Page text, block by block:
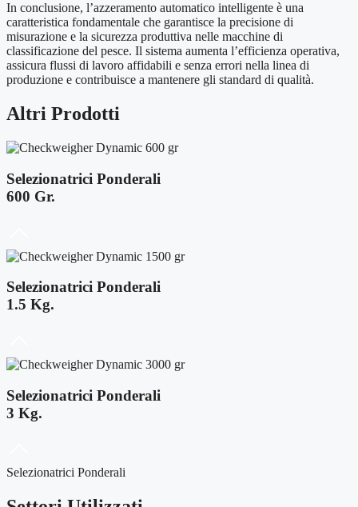
In conclusione, l’azzeramento automatico intelligente è una
caratteristica fondamentale che garantisce la precisione di
misurazione e la sicurezza produttiva nelle macchine di
classificazione del pesce. Il sistema aumenta l’efficienza operativa,
assicura flussi di lavoro affidabili e senza errori nella linea di
produzione e contribuisce a mantenere gli standard di qualità.
Altri Prodotti
Selezionatrici Ponderali
600 Gr.
Selezionatrici Ponderali
1.5 Kg.
Selezionatrici Ponderali
3 Kg.
Selezionatrici Ponderali